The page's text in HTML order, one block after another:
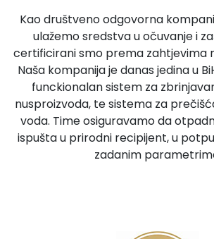
Kao društveno odgovorna
ulažemo sredstva u očuvanje i
certificirani smo prema zahtjevima
Naša kompanija je danas jedina u
funckionalan sistem za
nusproizvoda, te sistema za
voda. Time osiguravamo da
ispušta u prirodni recipijent, u
zadanim